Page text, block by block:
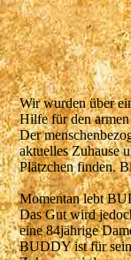
Wir wurden über
Hilfe für den
Der
aktuelles Zuhause
Plätzchen finden.
Momentan lebt
Das Gut wird
eine 84jährige
BUDDY ist für